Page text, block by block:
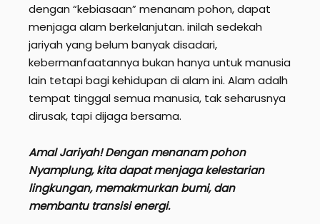
dengan “kebiasaan” menanam pohon, dapat
menjaga alam berkelanjutan. inilah sedekah
jariyah yang belum banyak disadari,
kebermanfaatannya bukan hanya untuk manusia
lain tetapi bagi kehidupan di alam ini. Alam adalh
tempat tinggal semua manusia, tak seharusnya
dirusak, tapi dijaga bersama.
Amal Jariyah! Dengan menanam pohon
Nyamplung, kita dapat menjaga kelestarian
lingkungan, memakmurkan bumi, dan
membantu transisi energi.